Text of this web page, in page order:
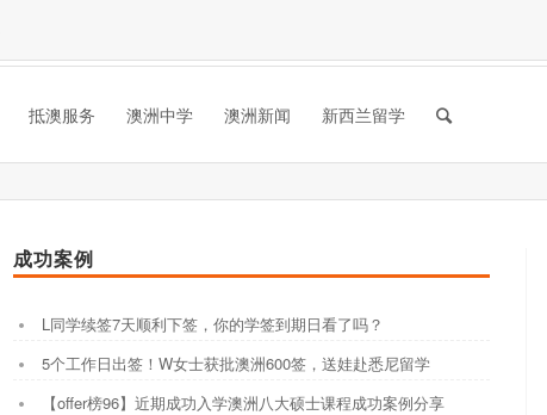
抵澳服务 澳洲中学 澳洲新闻 新西兰留学
成功案例
L同学续签7天顺利下签，你的学签到期日看了吗？
5个工作日出签！W女士获批澳洲600签，送娃赴悉尼留学
【offer榜96】近期成功入学澳洲八大硕士课程成功案例分享